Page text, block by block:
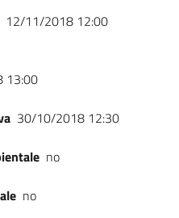
12/11/2018 12:00
13:00
30/10/2018 12:30
no
no